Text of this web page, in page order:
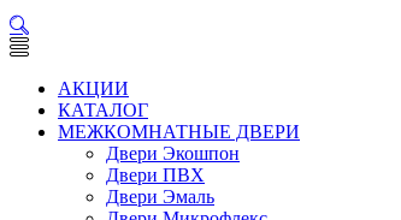
АКЦИИ
КАТАЛОГ
МЕЖКОМНАТНЫЕ ДВЕРИ
Двери Экошпон
Двери ПВХ
Двери Эмаль